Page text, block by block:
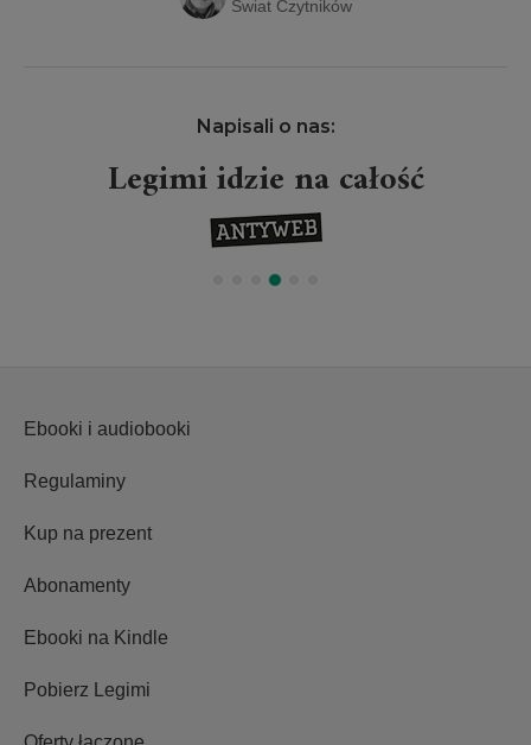
Świat Czytników
Napisali o nas:
Legimi idzie na całość
Ebooki i audiobooki
Regulaminy
Kup na prezent
Abonamenty
Ebooki na Kindle
Pobierz Legimi